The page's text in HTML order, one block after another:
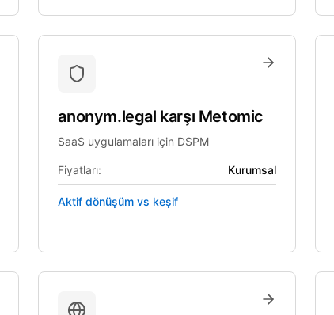
anonym.legal karşı Metomic
SaaS uygulamaları için DSPM
Fiyatları: Kurumsal
Aktif dönüşüm vs keşif